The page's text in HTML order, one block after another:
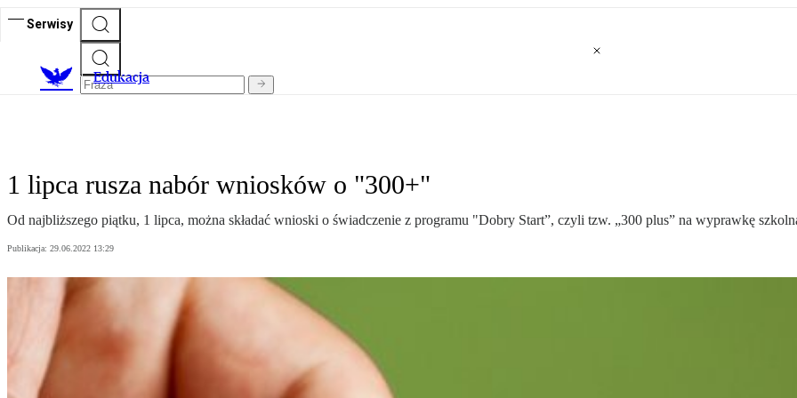
Serwisy
Edukacja
1 lipca rusza nabór wniosków o "300+"
Od najbliższego piątku, 1 lipca, można składać wnioski o świadczenie z programu "Dobry Start”, czyli tzw. „300 plus” na wyprawkę
Publikacja: 29.06.2022 13:29